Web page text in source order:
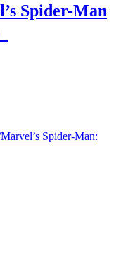
Spider-Man